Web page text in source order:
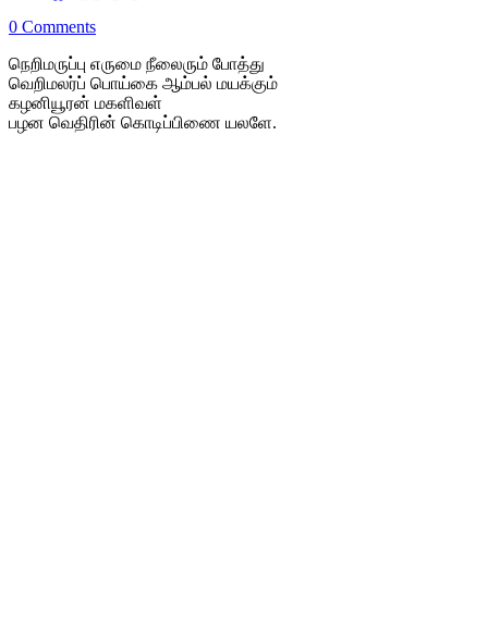
0 Comments
நெறிமருப்பு எருமை நீலைரும் போத்து
வெறிமலர்ப் பொய்கை ஆம்பல் மயக்கும்
கழனியூரன் மகளிவள்
பழன வெதிரின் கொடிப்பிணை யலளே.